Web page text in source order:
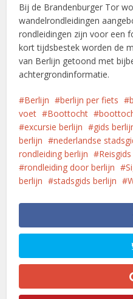
Bij de Brandenburger Tor
wandelrondleidingen
rondleidingen zijn voor een
kort tijdsbestek worden de
van Berlijn getoond met
achtergrondinformatie.
Berlijn berlijn per fiets
voet
Boottocht
excursie berlijn
gids
berlijn
nederlandse
rondleiding berlijn
Reisgids
rondleiding door berlijn
berlijn
stadsgids berlijn